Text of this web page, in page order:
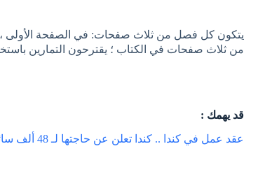
يتكون كل فصل من ثلاث صفحات: في الصفحة الأولى ،
من ثلاث صفحات في الكتاب ؛ يقترحون التمارين
قد يهمك :
عقد عمل في كندا .. كندا تعلن عن حاجتها لـ 48 ألف سائق جدد